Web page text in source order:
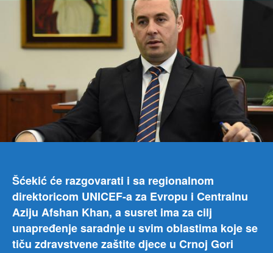
Šćekić će razgovarati i sa regionalnom
direktoricom UNICEF-a za Evropu i Centralnu
Aziju Afshan Khan, a susret ima za cilj
unapređenje saradnje u svim oblastima koje se
tiču zdravstvene zaštite djece u Crnoj Gori